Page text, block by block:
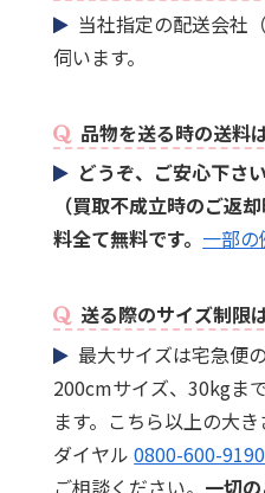
当社指定の配送会社
伺います。
品物を送る時の送料
どうぞ、ご安心下さ
（買取不成立時のご返
料全て無料です。 一部の
送る際のサイズ制限
最大サイズは宅急便
200cmサイズ、30kgま
ます。こちら以上の大
ダイヤル0800-600-9190
ご相談ください。 一切